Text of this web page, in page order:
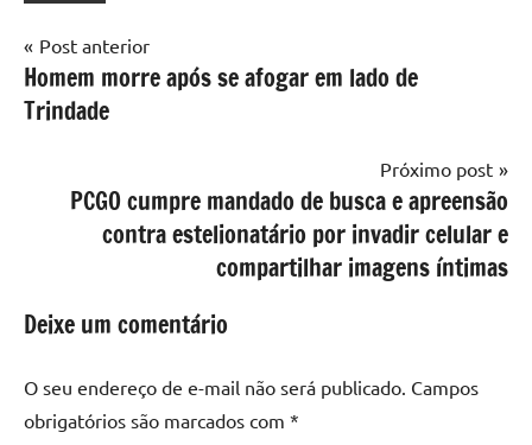
Navegação
de
Post
Post anterior
Homem morre após se afogar em lado de
Trindade
Próximo post
PCGO cumpre mandado de busca e apreensão
contra estelionatário por invadir celular e
compartilhar imagens íntimas
Deixe um comentário
O seu endereço de e-mail não será publicado. Campos
obrigatórios são marcados com *